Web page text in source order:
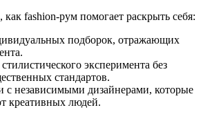
fashion-рум помогает раскрыть себя:
подборок, отражающих
эксперимента без
стандартов.
с независимыми дизайнерами, которые
креативных людей.